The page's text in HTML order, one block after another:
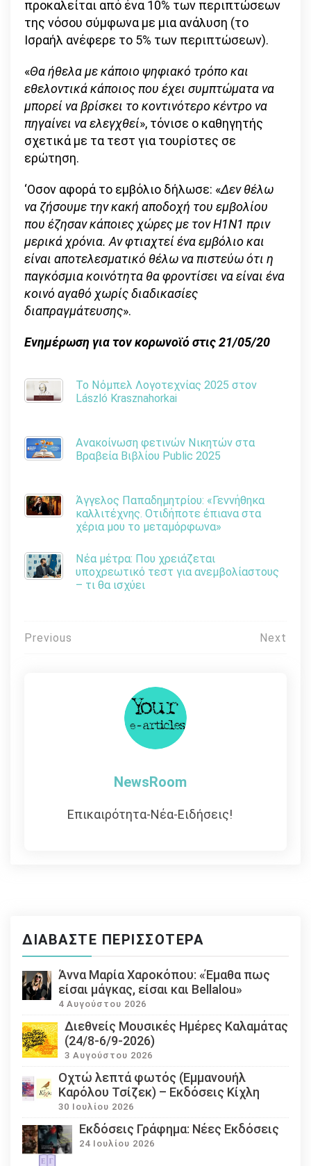
προκαλείται από ένα 10% των περιπτώσεων
της νόσου σύμφωνα με μια ανάλυση (το
Ισραήλ ανέφερε το 5% των περιπτώσεων).
«Θα ήθελα με κάποιο ψηφιακό τρόπο και
εθελοντικά κάποιος που έχει συμπτώματα να
μπορεί να βρίσκει το κοντινότερο κέντρο να
πηγαίνει να ελεγχθεί», τόνισε ο καθηγητής
σχετικά με τα τεστ για τουρίστες σε
ερώτηση.
‘Οσον αφορά το εμβόλιο δήλωσε: «Δεν θέλω
να ζήσουμε την κακή αποδοχή του εμβολίου
που έζησαν κάποιες χώρες με τον Η1Ν1 πριν
μερικά χρόνια. Αν φτιαχτεί ένα εμβόλιο και
είναι αποτελεσματικό θέλω να πιστεύω ότι η
παγκόσμια κοινότητα θα φροντίσει να είναι ένα
κοινό αγαθό χωρίς διαδικασίες
διαπραγμάτευσης».
Ενημέρωση για τον κορωνοϊό στις 21/05/20
Το Νόμπελ Λογοτεχνίας 2025 στον
László Krasznahorkai
Ανακοίνωση φετινών Νικητών στα
Βραβεία Βιβλίου Public 2025
Άγγελος Παπαδημητρίου: «Γεννήθηκα
καλλιτέχνης. Οτιδήποτε έπιανα στα
χέρια μου το μεταμόρφωνα»
Νέα μέτρα: Που χρειάζεται
υποχρεωτικό τεστ για ανεμβολίαστους
– τι θα ισχύει
Πλοήγηση
Previous Next
NewsRoom
Επικαιρότητα-Νέα-Ειδήσεις!
ΔΙΑΒΆΣΤΕ ΠΕΡΙΣΣΌΤΕΡΑ
Άννα Μαρία Χαροκόπου: «Έμαθα πως
είσαι μάγκας, είσαι και Bellalou»
4 Αυγούστου 2026
Διεθνείς Μουσικές Ημέρες Καλαμάτας
(24/8-6/9-2026)
3 Αυγούστου 2026
Οχτώ λεπτά φωτός (Εμμανουήλ
Καρόλου Τσίζεκ) – Εκδόσεις Κίχλη
30 Ιουλίου 2026
Εκδόσεις Γράφημα: Νέες Εκδόσεις
24 Ιουλίου 2026